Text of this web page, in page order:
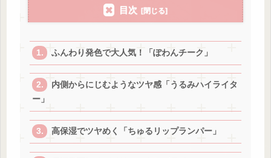
目次
ふんわり発色で大人気！「ぽわんチーク」
内側からにじむようなツヤ感「うるみハイライタ
ー」
高保湿でツヤめく「ちゅるリップランパー」